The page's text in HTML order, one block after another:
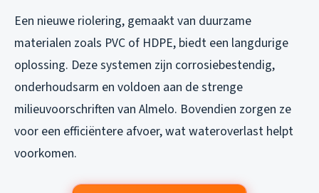
Een nieuwe riolering, gemaakt van duurzame
materialen zoals PVC of HDPE, biedt een langdurige
oplossing. Deze systemen zijn corrosiebestendig,
onderhoudsarm en voldoen aan de strenge
milieuvoorschriften van Almelo. Bovendien zorgen ze
voor een efficiëntere afvoer, wat wateroverlast helpt
voorkomen.